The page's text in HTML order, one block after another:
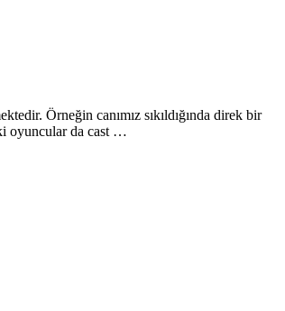
Örneğin canımız sıkıldığında direk bir
oyuncular da cast …